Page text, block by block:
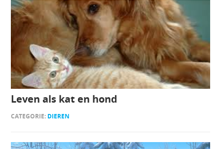
Leven als kat en hond
CATEGORIE: DIEREN